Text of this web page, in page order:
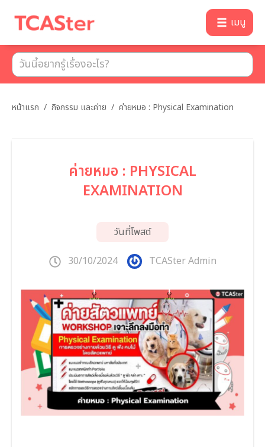
เมนู
หน้าแรก / กิจกรรม และค่าย / ค่ายหมอ : Physical Examination
ค่ายหมอ : PHYSICAL
EXAMINATION
วันที่โพสต์
30/10/2024 TCASter Admin